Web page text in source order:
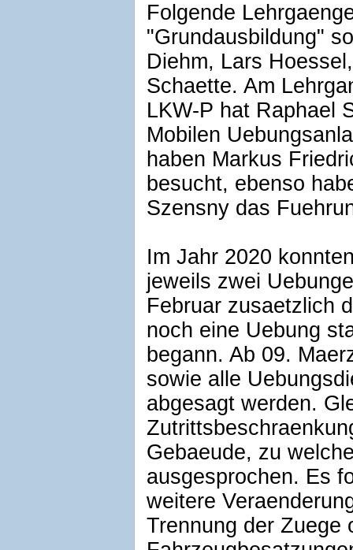
Folgende
"Grundausbildung"
Diehm, Lars
Schaette. Am
LKW-P hat Raphael
Mobilen
haben Markus
besucht, ebenso
Szensny das
Im Jahr 2020
jeweils zwei
Februar zusaetzlich
noch eine Uebung
begann. Ab 09.
sowie alle
abgesagt werden.
Gebaeude, zu
ausgesprochen. Es
weitere
Trennung der Zuege